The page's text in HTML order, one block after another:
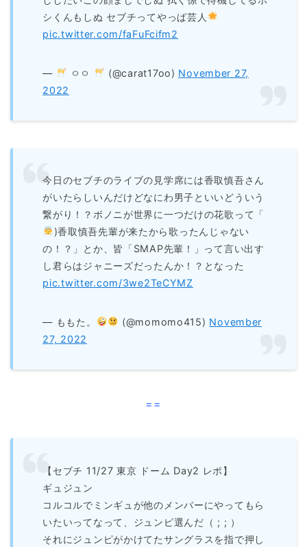
シくんもしぬ セブチってやっぱ芸人
pic.twitter.com/faFuFcifm2
— ㅇㅇ (@carat17oo) November 27,
2022
今日のセブチのライブの見学席には香取慎吾さん
がいたらしいんだけどなにわ男子といいどういう
繋がり！？ボノニが世界に一つだけの花歌って「
)香取慎吾先輩が来たから歌ったんじゃない
の！？」とか、皆「SMAP先輩！」って言い出す
し君らはジャニーズだったんか！？となった
pic.twitter.com/3we2TeCYMZ
— ももた。 (@momomo415) November
27, 2022
==
【セブチ 11/27 東京 ドーム Day2 レポ】
ギュジュン
コルコルでミンギュが他のメンバーにやってもら
いたいってなって、ジュンピ選んだ（ ; ; ）
それにジュンピがかけてたサングラスを指で押し